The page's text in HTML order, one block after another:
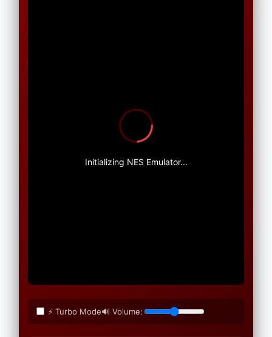
Initializing NES Emulator...
⚡ Turbo Mode🔊 Volume: